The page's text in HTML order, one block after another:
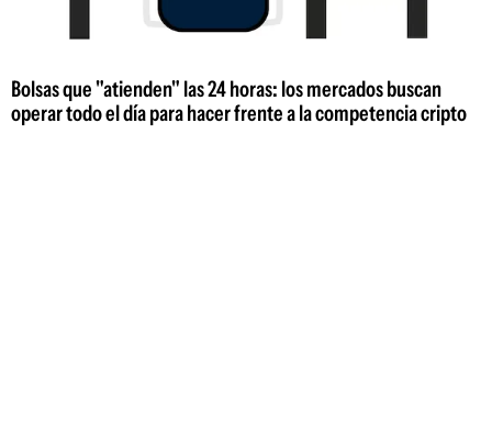
Bolsas que "atienden" las 24 horas: los mercados buscan
operar todo el día para hacer frente a la competencia cripto